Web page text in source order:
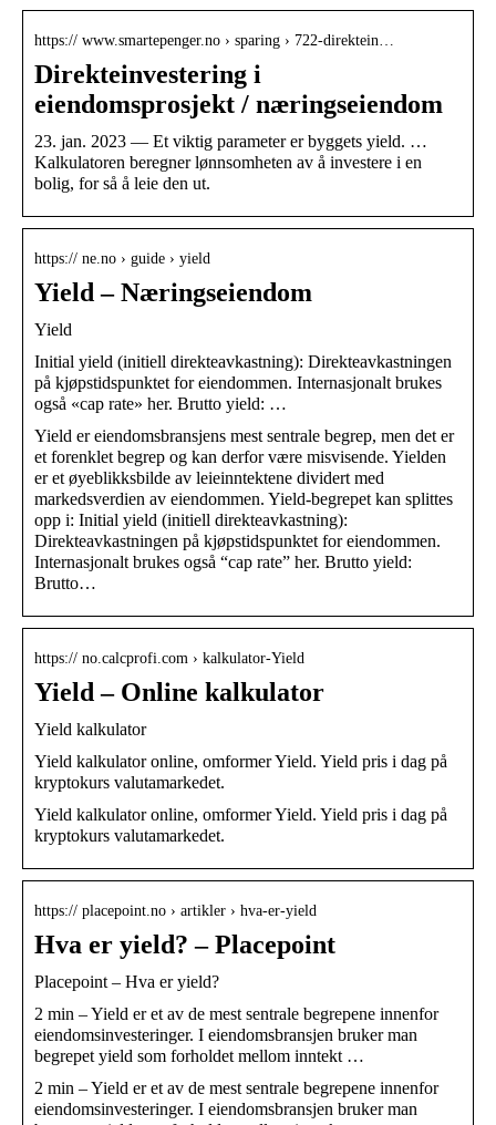
https:// www.smartepenger.no › sparing › 722-direktein…
Direkteinvestering i
eiendomsprosjekt / næringseiendom
23. jan. 2023 — Et viktig parameter er byggets yield. …
Kalkulatoren beregner lønnsomheten av å investere i en
bolig, for så å leie den ut.
https:// ne.no › guide › yield
Yield – Næringseiendom
Yield
Initial yield (initiell direkteavkastning): Direkteavkastningen
på kjøpstidspunktet for eiendommen. Internasjonalt brukes
også «cap rate» her. Brutto yield: …
Yield er eiendomsbransjens mest sentrale begrep, men det er
et forenklet begrep og kan derfor være misvisende. Yielden
er et øyeblikksbilde av leieinntektene dividert med
markedsverdien av eiendommen. Yield-begrepet kan splittes
opp i: Initial yield (initiell direkteavkastning):
Direkteavkastningen på kjøpstidspunktet for eiendommen.
Internasjonalt brukes også “cap rate” her. Brutto yield:
Brutto…
https:// no.calcprofi.com › kalkulator-Yield
Yield – Online kalkulator
Yield kalkulator
Yield kalkulator online, omformer Yield. Yield pris i dag på
kryptokurs valutamarkedet.
Yield kalkulator online, omformer Yield. Yield pris i dag på
kryptokurs valutamarkedet.
https:// placepoint.no › artikler › hva-er-yield
Hva er yield? – Placepoint
Placepoint – Hva er yield?
2 min – Yield er et av de mest sentrale begrepene innenfor
eiendomsinvesteringer. I eiendomsbransjen bruker man
begrepet yield som forholdet mellom inntekt …
2 min – Yield er et av de mest sentrale begrepene innenfor
eiendomsinvesteringer. I eiendomsbransjen bruker man